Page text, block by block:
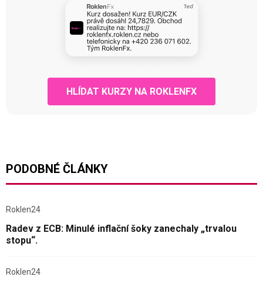
HLÍDAT KURZY NA ROKLENFX
PODOBNÉ ČLÁNKY
Roklen24
Radev z ECB: Minulé inflační šoky zanechaly „trvalou
stopu“.
Roklen24